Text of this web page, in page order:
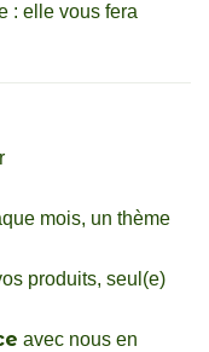
: elle vous fera
mois, un thème
produits, seul(e)
avec nous en